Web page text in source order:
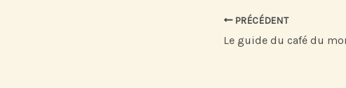
PRÉCÉDENT